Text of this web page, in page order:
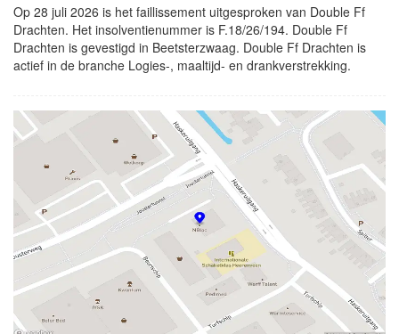
Op 28 juli 2026 is het faillissement uitgesproken van Double Ff
Drachten. Het insolventienummer is F.18/26/194. Double Ff
Drachten is gevestigd in Beetsterzwaag. Double Ff Drachten is
actief in de branche Logies-, maaltijd- en drankverstrekking.